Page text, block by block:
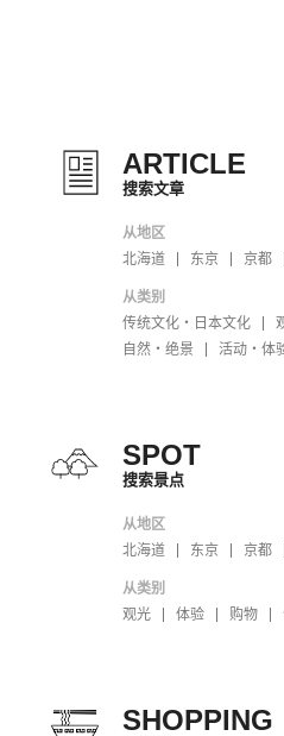
ARTICLE
搜索文章
从地区
北海道
东京 京都
从类别
传统文化・日本文化
自然・绝景
活动・体
SPOT
搜索景点
从地区
北海道
东京 京都
从类别
观光
体验 购物
SHOPPING